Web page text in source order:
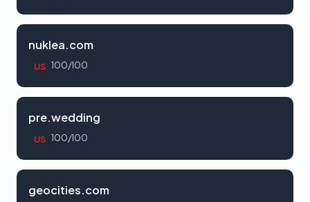
nuklea.com
US 100/100
pre.wedding
US 100/100
geocities.com